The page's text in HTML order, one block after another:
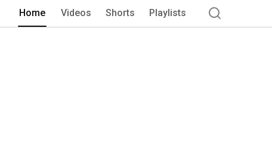
Home Videos Shorts Playlists